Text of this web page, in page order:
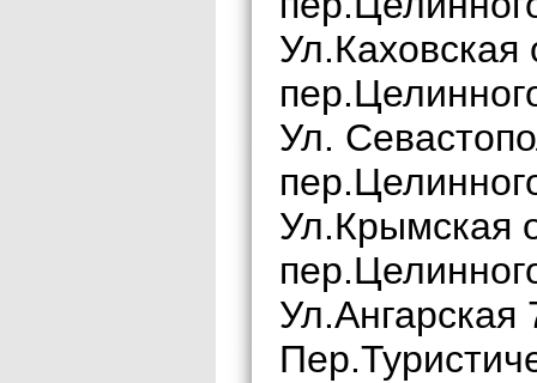
Ул.Каховская
Ул.
Ул.Крымская
Ул.Ангарская